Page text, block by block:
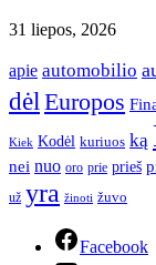
31 liepos, 2026
apie automobilio
dėlEuropos
Kiek Kodėl kuriuos ką
nei nuo oro prie prieš
už yra žinoti žuvo
Facebook